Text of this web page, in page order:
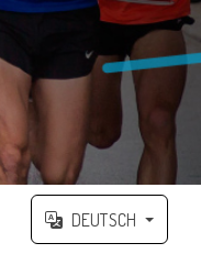
DEUTSCH